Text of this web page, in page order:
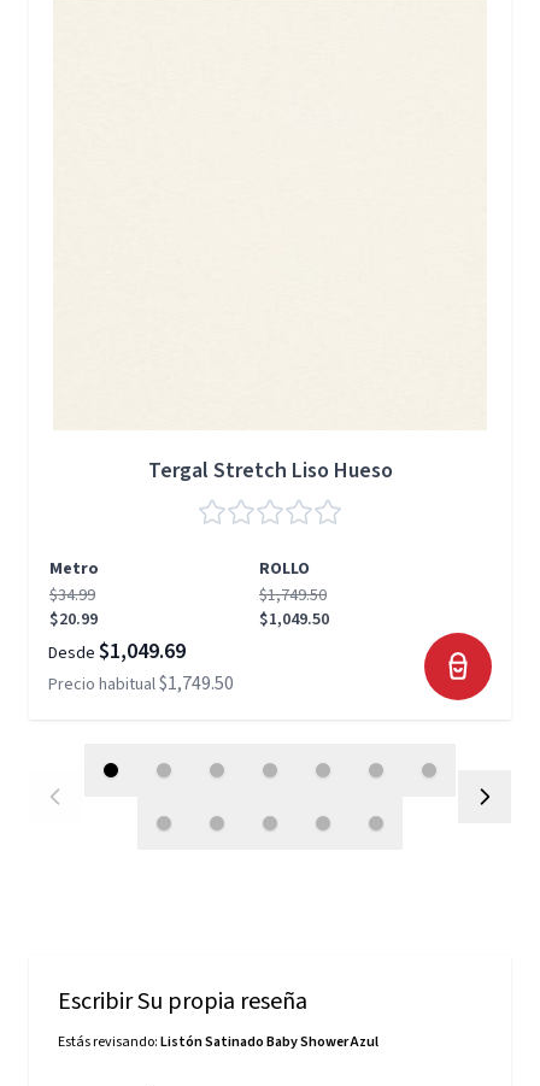
Tergal Stretch Liso Hueso
Metro
ROLLO
$34.99
$20.99
$1,749.50
$1,049.50
Desde $1,049.69
Precio habitual$1,749.50
Escribir Su propia reseña
Estás revisando:Listón Satinado Baby Shower Azul